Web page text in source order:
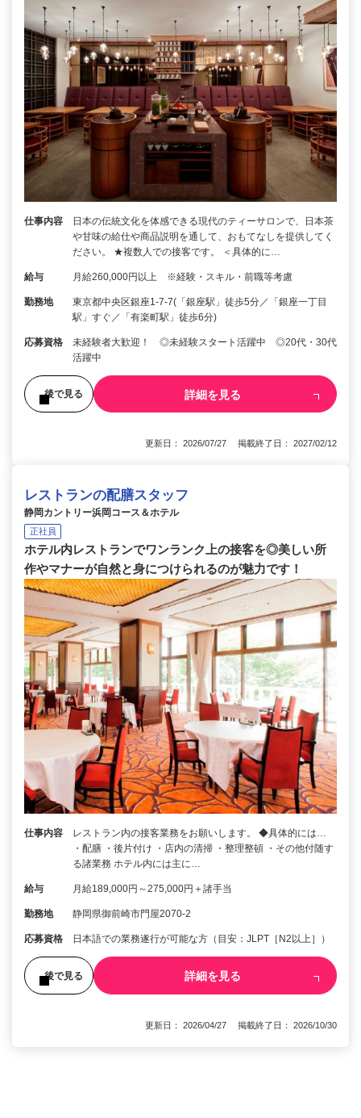
仕事内容
日本の伝統文化を体感できる現代のティーサロンで、日本茶
や甘味の給仕や商品説明を通して、おもてなしを提供してく
ださい。 ★複数人での接客です。 ＜具体的に…
給与 月給260,000円以上 ※経験・スキル・前職等考慮
勤務地
東京都中央区銀座1-7-7(「銀座駅」徒歩5分／「銀座一丁目
駅」すぐ／「有楽町駅」徒歩6分)
応募資格
未経験者大歓迎！ ◎未経験スタート活躍中 ◎20代・30代
活躍中
後で見る 詳細を見る
更新日： 2026/07/27 掲載終了日： 2027/02/12
レストランの配膳スタッフ
静岡カントリー浜岡コース＆ホテル
正社員
ホテル内レストランでワンランク上の接客を◎美しい所
作やマナーが自然と身につけられるのが魅力です！
仕事内容
レストラン内の接客業務をお願いします。 ◆具体的には…
・配膳 ・後片付け ・店内の清掃 ・整理整頓 ・その他付随す
る諸業務 ホテル内には主に…
給与 月給189,000円～275,000円＋諸手当
勤務地 静岡県御前崎市門屋2070-2
応募資格 日本語での業務遂行が可能な方（目安：JLPT［N2以上］）
後で見る 詳細を見る
更新日： 2026/04/27 掲載終了日： 2026/10/30